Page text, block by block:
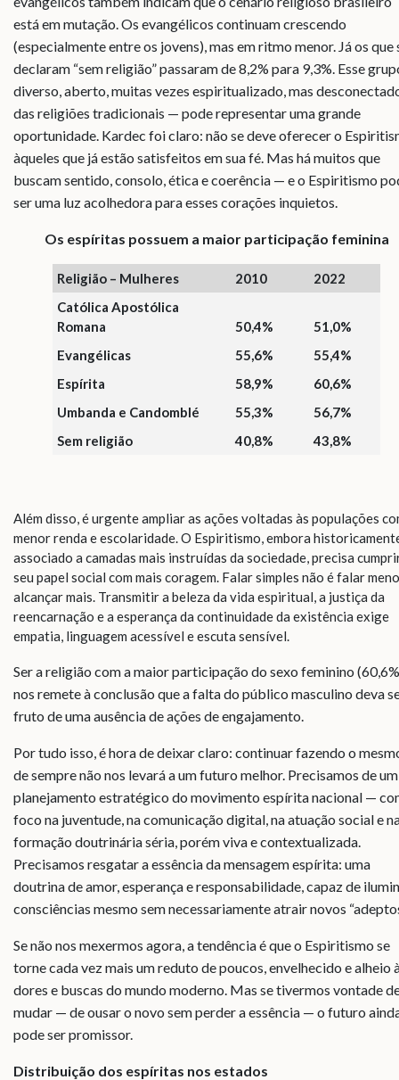
está em mutação. Os evangélicos continuam crescendo
(especialmente entre os jovens), mas em ritmo menor. Já os que
declaram “sem religião” passaram de 8,2% para 9,3%. Esse
diverso, aberto, muitas vezes espiritualizado, mas
das religiões tradicionais — pode representar uma grande
oportunidade. Kardec foi claro: não se deve oferecer o
àqueles que já estão satisfeitos em sua fé. Mas há muitos que
buscam sentido, consolo, ética e coerência — e o Espiritismo
ser uma luz acolhedora para esses corações inquietos.
Os espíritas possuem a maior participação feminina
Religião – Mulheres 2010
2022
Católica Apostólica
Romana
50,4%
51,0%
Evangélicas
55,6%
55,4%
Espírita
58,9%
60,6%
Umbanda e Candomblé
55,3%
56,7%
Sem religião
40,8% 43,8%
Além disso, é urgente ampliar as ações voltadas às populações
menor renda e escolaridade. O Espiritismo, embora
associado a camadas mais instruídas da sociedade, precisa
seu papel social com mais coragem. Falar simples não é falar
alcançar mais. Transmitir a beleza da vida espiritual, a justiça da
reencarnação e a esperança da continuidade da existência exige
empatia, linguagem acessível e escuta sensível.
Ser a religião com a maior participação do sexo feminino
nos remete à conclusão que a falta do público masculino deva
fruto de uma ausência de ações de engajamento.
Por tudo isso, é hora de deixar claro: continuar fazendo o
de sempre não nos levará a um futuro melhor. Precisamos de um
planejamento estratégico do movimento espírita nacional —
foco na juventude, na comunicação digital, na atuação social e
formação doutrinária séria, porém viva e contextualizada.
Precisamos resgatar a essência da mensagem espírita: uma
doutrina de amor, esperança e responsabilidade, capaz de
consciências mesmo sem necessariamente atrair novos
Se não nos mexermos agora, a tendência é que o Espiritismo se
torne cada vez mais um reduto de poucos, envelhecido e alheio
dores e buscas do mundo moderno. Mas se tivermos vontade
mudar — de ousar o novo sem perder a essência — o futuro
pode ser promissor.
Distribuição dos espíritas nos estados